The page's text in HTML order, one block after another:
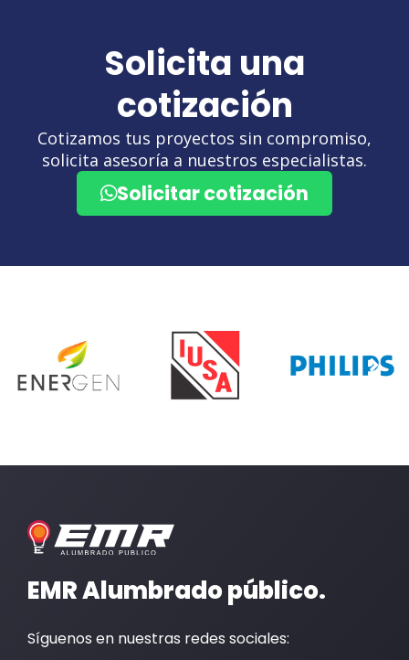
Solicita una
cotización
Cotizamos tus proyectos sin compromiso,
solicita asesoría a nuestros especialistas.
Solicitar cotización
EMR Alumbrado público.
Síguenos en nuestras redes sociales: